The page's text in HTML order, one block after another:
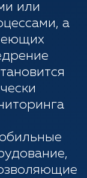
или
а